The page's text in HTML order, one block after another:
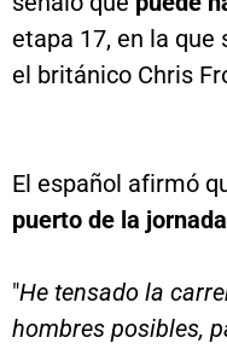
etapa 17, en la que
el británico Chris
El español afirmó
puerto de la
"He tensado la
hombres posibles,